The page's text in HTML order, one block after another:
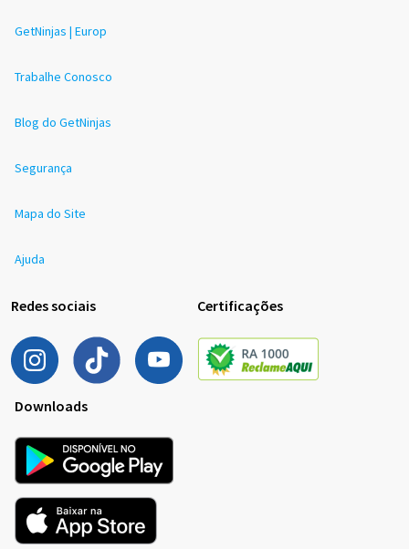
GetNinjas | Europ
Trabalhe Conosco
Blog do GetNinjas
Segurança
Mapa do Site
Ajuda
Redes sociais Certificações
Downloads